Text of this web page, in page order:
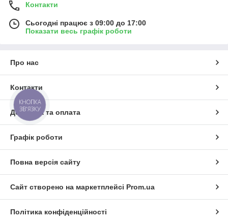
Контакти
Сьогодні працює з 09:00 до 17:00
Показати весь графік роботи
Про нас
Контакти
Доставка та оплата
Графік роботи
Повна версія сайту
Сайт створено на маркетплейсі Prom.ua
Політика конфіденційності
КНОПКА
ЗВ'ЯЗКУ